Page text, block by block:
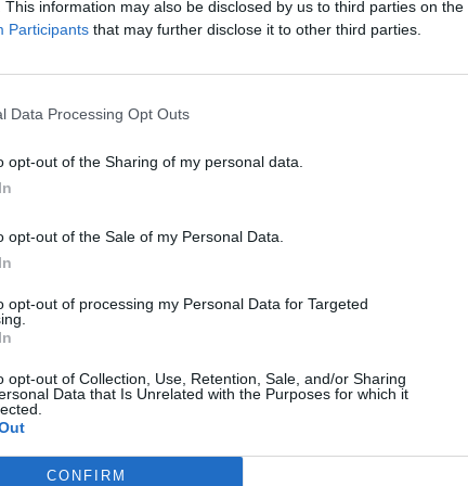
This information may also be disclosed by us to third parties on the
Participants that may further disclose it to other third parties.
Data Processing Opt Outs
opt-out of the Sharing of my personal data.
opt-out of the Sale of my Personal Data.
opt-out of processing my Personal Data for Targeted
opt-out of Collection, Use, Retention, Sale, and/or Sharing
Data that Is Unrelated with the Purposes for which it
CONFIRM
di quelli che con il passare dell'età
che si incontra con la genialità, con
Se tu sei allo stadio a vedere una partita
che un motivo di interesse ce l'avrai